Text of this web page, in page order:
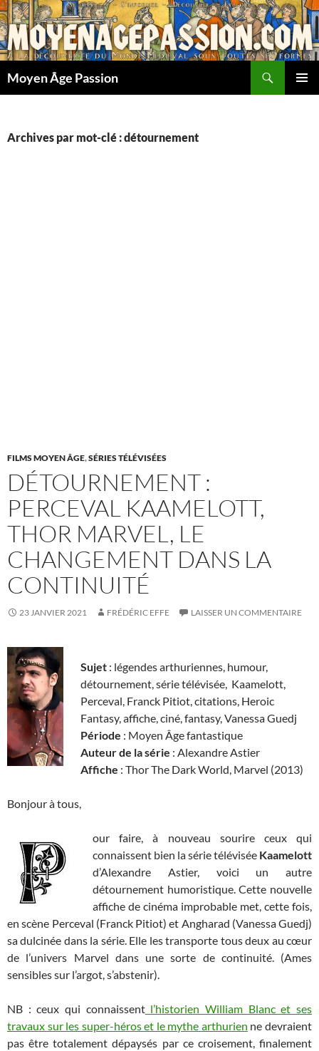
Aller
au
contenu
Moyen Âge Passion
Archives par mot-clé : détournement
FILMS MOYEN ÂGE,SÉRIES TÉLÉVISÉES
DÉTOURNEMENT :
PERCEVAL KAAMELOTT,
THOR MARVEL, LE
CHANGEMENT DANS LA
CONTINUITÉ
23 JANVIER 2021 FRÉDÉRIC EFFE LAISSER UN COMMENTAIRE
Sujet : légendes arthuriennes, humour,
détournement, série télévisée, Kaamelott,
Perceval, Franck Pitiot, citations, Heroic
Fantasy, affiche, ciné, fantasy, Vanessa Guedj
Période : Moyen Âge fantastique
Auteurde la série : Alexandre Astier
Affiche : Thor The Dark World, Marvel (2013)
Bonjour à tous,
our faire, à nouveau sourire ceux qui
connaissent bien la série télévisée Kaamelott
d’Alexandre Astier, voici un autre
détournement humoristique. Cette nouvelle
affiche de cinéma improbable met, cette fois,
en scène Perceval (Franck Pitiot) et Angharad (Vanessa Guedj)
sa dulcinée dans la série. Elle les transporte tous deux au cœur
de l’univers Marvel dans une sorte de continuité. (Ames
sensibles sur l’argot, s’abstenir).
NB : ceux qui connaissentl’historien William Blanc et ses
travaux sur les super-héros et le mythe arthurien ne devraient
pas être totalement dépaysés par ce croisement, finalement